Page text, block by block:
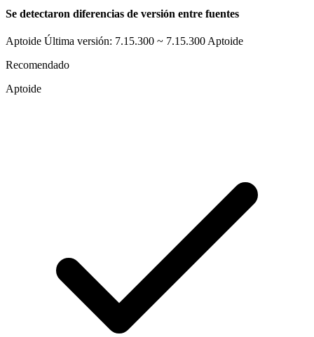
Se detectaron diferencias de versión entre fuentes
Aptoide Última versión: 7.15.300 ~ 7.15.300 Aptoide
Recomendado
Aptoide